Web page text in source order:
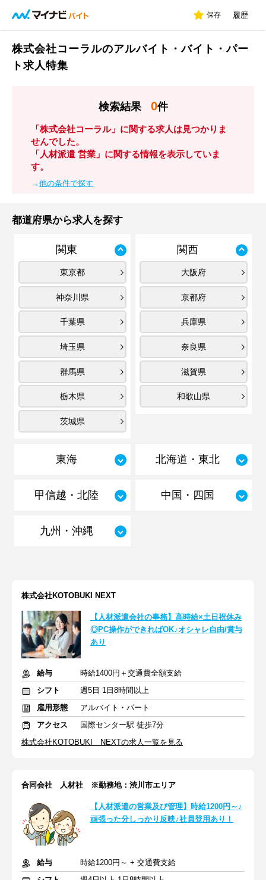
保存 履歴
株式会社コーラルのアルバイト・バイト・パー
ト求人特集
検索結果 0件
「株式会社コーラル」に関する求人は見つかりま
せんでした。
「人材派遣 営業」に関する情報を表示していま
す。
→他の条件で探す
都道府県から求人を探す
関東
東京都
神奈川県
千葉県
埼玉県
群馬県
栃木県
茨城県
関西
大阪府
京都府
兵庫県
奈良県
滋賀県
和歌山県
東海 北海道・東北
甲信越・北陸 中国・四国
九州・沖縄
株式会社KOTOBUKI NEXT
【人材派遣会社の事務】高時給×土日祝休み
◎PC操作ができればOK♪オシャレ自由/賞与
あり
給与
時給1400円＋交通費全額支給
シフト
週5日 1日8時間以上
雇用形態
アルバイト・パート
アクセス
国際センター駅 徒歩7分
株式会社KOTOBUKI NEXTの求人一覧を見る
合同会社 人材社 ※勤務地：渋川市エリア
【人材派遣の営業及び管理】時給1200円～♪
頑張った分しっかり反映♪社員登用あり！
給与
時給1200円～ + 交通費支給